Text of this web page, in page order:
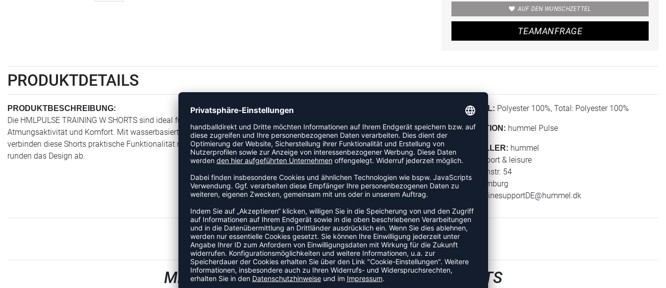
AUF DEN WUNSCHZETTEL
TEAMANFRAGE
PRODUKTDETAILS
PRODUKTBESCHREIBUNG:
Die HMLPULSE TRAINING W SHORTS sind ideal für Training und Freizeit. Hergestellt aus Interlock-Gewebe, bieten sie
Atmungsaktivität und Komfort. Mit wasserbasiertem Druck, Bee Cool Technologie und schnell trocknenden Eigenschaften
verbinden diese Shorts praktische Funktionalität mit modernem Design. Ein Kordelzug in der Taille und Seitentaschen
runden das Design ab.
MATERIAL: Polyester 100%, Total: Polyester 100%
KOLLEKTION: hummel Pulse
HERSTELLER: hummel
hummel sport & leisure
Leverkusenstr. 54
22761 Hamburg
onlinesupportDE@hummel.dk
ZULETZT ANGESEHEN
MEHR AUS DER KATEGORIE HANDBALLSHORTS